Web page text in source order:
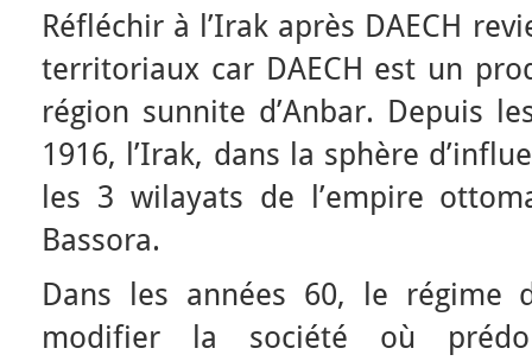
Réfléchir à l’Irak après DAECH
territoriaux car DAECH est un
région sunnite d’Anbar. Depuis
1916, l’Irak, dans la sphère
les 3 wilayats de l’empire
Bassora.
Dans les années 60, le régime
modifier la société où